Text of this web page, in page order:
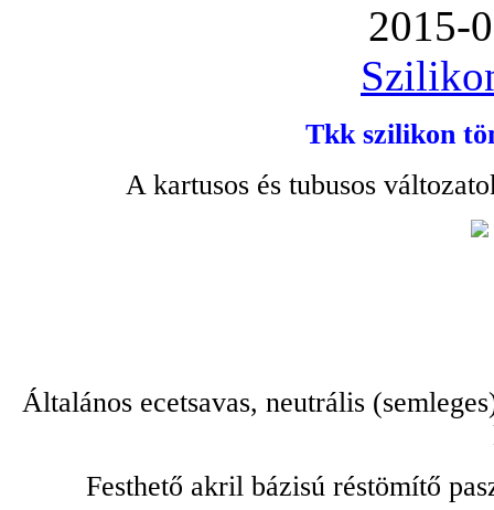
2015-
Tkk szilikon
A kartusos és tubusos
Általános ecetsavas, neutrális
Festhető akril bázisú réstömítő